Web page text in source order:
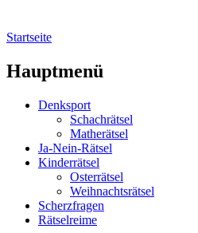
Startseite
Hauptmenü
Denksport
Schachrätsel
Matherätsel
Ja-Nein-Rätsel
Kinderrätsel
Osterrätsel
Weihnachtsrätsel
Scherzfragen
Rätselreime